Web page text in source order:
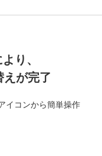
り、
えが完了
イコンから簡単操作